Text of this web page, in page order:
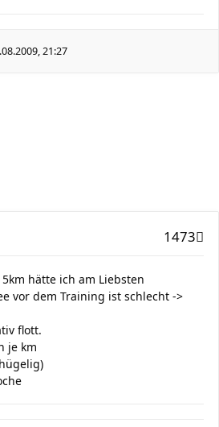
21:27
1473
hätte ich am Liebsten
vor dem Training ist schlecht ->
flott.
je km